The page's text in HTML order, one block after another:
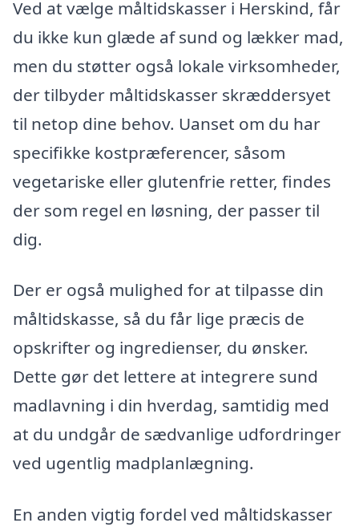
Ved at vælge måltidskasser i Herskind, får
du ikke kun glæde af sund og lækker mad,
men du støtter også lokale virksomheder,
der tilbyder måltidskasser skræddersyet
til netop dine behov. Uanset om du har
specifikke kostpræferencer, såsom
vegetariske eller glutenfrie retter, findes
der som regel en løsning, der passer til
dig.
Der er også mulighed for at tilpasse din
måltidskasse, så du får lige præcis de
opskrifter og ingredienser, du ønsker.
Dette gør det lettere at integrere sund
madlavning i din hverdag, samtidig med
at du undgår de sædvanlige udfordringer
ved ugentlig madplanlægning.
En anden vigtig fordel ved måltidskasser